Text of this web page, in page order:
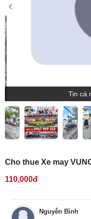
Tin cá
Cho thue Xe may
110,000đ
Nguyễn Bình